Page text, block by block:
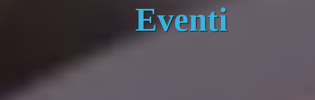
Eventi